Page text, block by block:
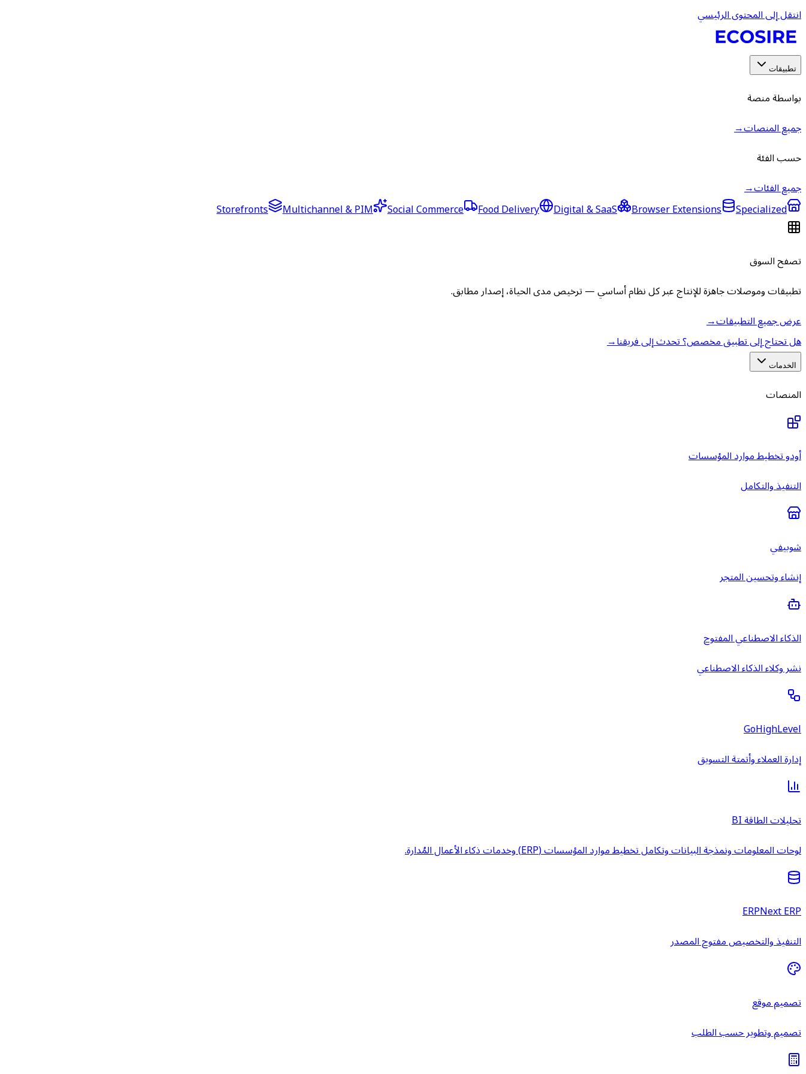
انتقل إلى المحتوى الرئيسي
تطبيقات
بواسطة منصة
جميع المنصات→
حسب الفئة
جميع الفئات→
Storefronts
Multichannel & PIM Social Commerce Food Delivery Digital & SaaS Browser Extensions Specialized
تصفح السوق
تطبيقات وموصلات جاهزة للإنتاج عبر كل نظام أساسي — ترخيص مدى الحياة، إصدار مطابق.
عرض جميع التطبيقات→
هل تحتاج إلى تطبيق مخصص؟ تحدث إلى فريقنا→
الخدمات
المنصات
أودو تخطيط موارد المؤسسات
التنفيذ والتكامل
شوبيفي
إنشاء وتحسين المتجر
الذكاء الاصطناعي المفتوح
نشر وكلاء الذكاء الاصطناعي
GoHighLevel
إدارة العملاء وأتمتة التسويق
تحليلات الطاقة BI
لوحات المعلومات ونمذجة البيانات وتكامل تخطيط موارد المؤسسات (ERP) وخدمات ذكاء الأعمال المُدارة.
ERPNext ERP
التنفيذ والتخصيص مفتوح المصدر
تصميم موقع
تصميم وتطوير حسب الطلب